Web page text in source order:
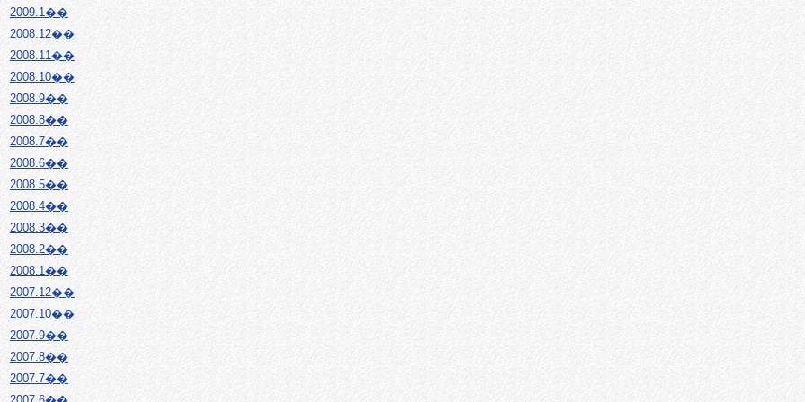
2009.1��
2008.12��
2008.11��
2008.10��
2008.9��
2008.8��
2008.7��
2008.6��
2008.5��
2008.4��
2008.3��
2008.2��
2008.1��
2007.12��
2007.10��
2007.9��
2007.8��
2007.7��